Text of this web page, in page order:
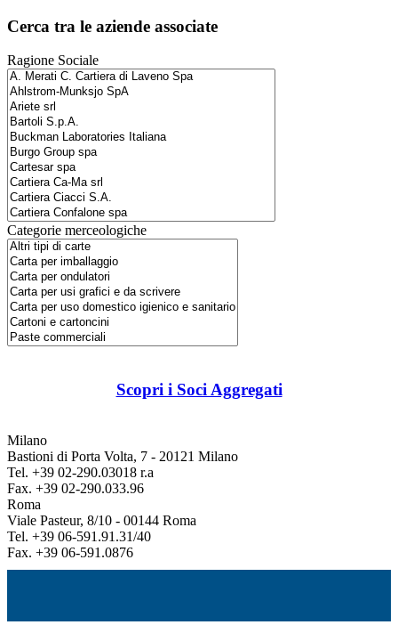
Cerca tra le aziende associate
Ragione Sociale
Categorie merceologiche
Scopri i Soci Aggregati
Milano
Bastioni di Porta Volta, 7 - 20121 Milano
Tel. +39 02-290.03018 r.a
Fax. +39 02-290.033.96
Roma
Viale Pasteur, 8/10 - 00144 Roma
Tel. +39 06-591.91.31/40
Fax. +39 06-591.0876